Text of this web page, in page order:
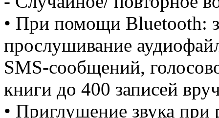
• При помощи Bluetooth:
прослушивание
SMS-сообщений,
книги до 400 записей
• Приглушение звука при